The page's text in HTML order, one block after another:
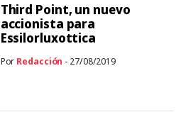
Third Point, un nuevo
accionista para
Essilorluxottica
Por Redacción - 27/08/2019